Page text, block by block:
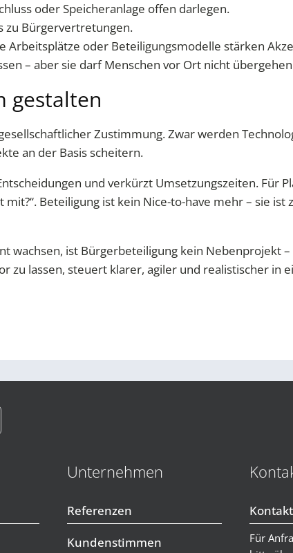
oder Speicheranlage offen darlegen.
zu Bürgervertretungen.
Arbeitsplätze oder Beteiligungsmodelle stärken
– aber sie darf Menschen vor Ort nicht
gestalten
Zustimmung. Zwar werden
an der Basis scheitern.
und verkürzt Umsetzungszeiten. Für
Beteiligung ist kein Nice-to-have mehr – sie ist
wachsen, ist Bürgerbeteiligung kein Nebenprojekt –
zu lassen, steuert klarer, agiler und realistischer in
Unternehmen
Referenzen
Kundenstimmen
Kontakt
Für